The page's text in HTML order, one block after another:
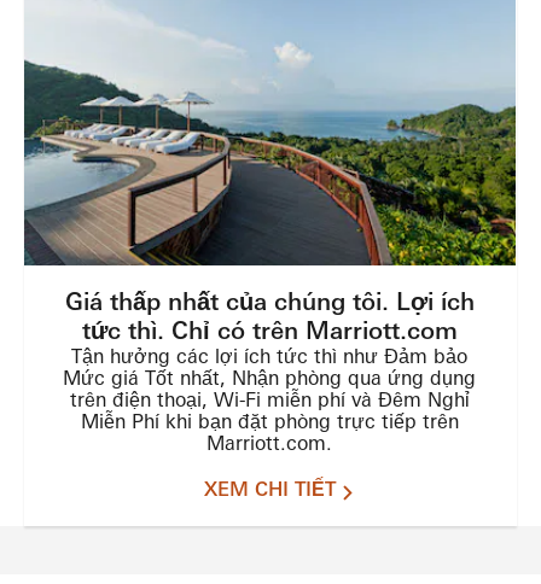
Giá thấp nhất của chúng tôi. Lợi ích
tức thì. Chỉ có trên Marriott.com
Tận hưởng các lợi ích tức thì như Đảm bảo
Mức giá Tốt nhất, Nhận phòng qua ứng dụng
trên điện thoại, Wi-Fi miễn phí và Đêm Nghỉ
Miễn Phí khi bạn đặt phòng trực tiếp trên
Marriott.com.
XEM CHI TIẾT